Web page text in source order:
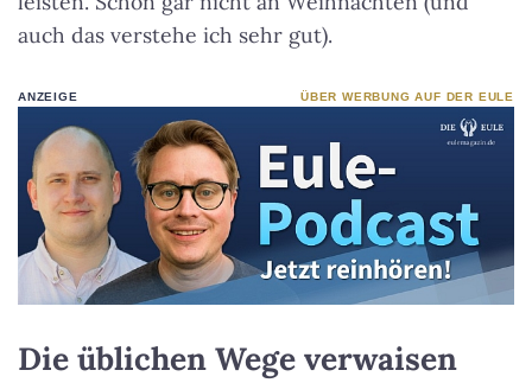
auch das verstehe ich sehr gut).
ANZEIGE ÜBER WERBUNG AUF DER EULE
Die üblichen Wege verwaisen